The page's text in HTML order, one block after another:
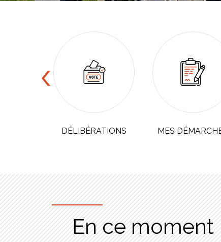
Accès rapide
DÉLIBÉRATIONS MES
En ce moment